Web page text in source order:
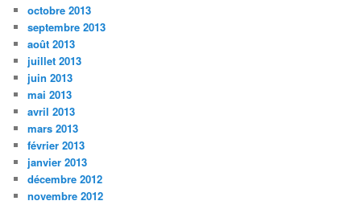
octobre 2013
septembre 2013
août 2013
juillet 2013
juin 2013
mai 2013
avril 2013
mars 2013
février 2013
janvier 2013
décembre 2012
novembre 2012